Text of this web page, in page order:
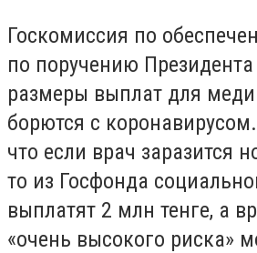
Госкомиссия по
по поручению
размеры выплат для
борются с
что если врач заразится
то из Госфонда
выплатят 2 млн тенге, а
«очень высокого риска»